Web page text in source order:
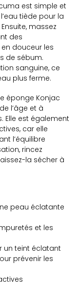
est simple et
tiède pour la
massez
des
douceur les
de sébum.
sanguine, ce
plus ferme.
éponge Konjac
l’âge et à
Elle est également
car elle
l’équilibre
rincez
la sécher à
peau éclatante
et les
un teint éclatant
prévenir les